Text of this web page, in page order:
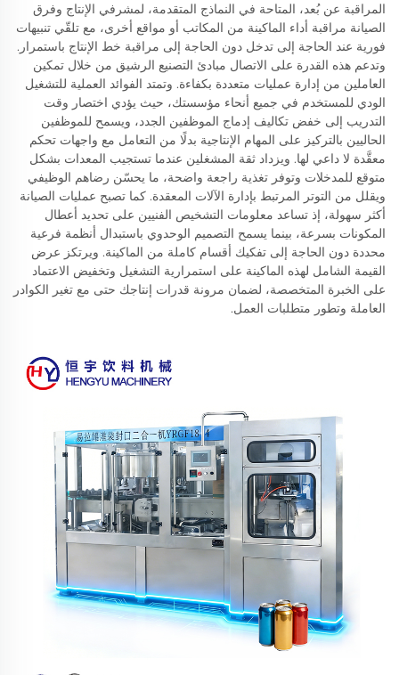
المراقبة عن بُعد، المتاحة في النماذج المتقدمة، لمشرفي الإنتاج وفرق
الصيانة مراقبة أداء الماكينة من المكاتب أو مواقع أخرى، مع تلقّي تنبيهات
فورية عند الحاجة إلى تدخل دون الحاجة إلى مراقبة خط الإنتاج باستمرار.
وتدعم هذه القدرة على الاتصال مبادئ التصنيع الرشيق من خلال تمكين
العاملين من إدارة عمليات متعددة بكفاءة. وتمتد الفوائد العملية للتشغيل
الودي للمستخدم في جميع أنحاء مؤسستك، حيث يؤدي اختصار وقت
التدريب إلى خفض تكاليف إدماج الموظفين الجدد، ويسمح للموظفين
الحاليين بالتركيز على المهام الإنتاجية بدلًا من التعامل مع واجهات تحكم
معقَّدة لا داعي لها. ويزداد ثقة المشغلين عندما تستجيب المعدات بشكل
متوقع للمدخلات وتوفر تغذية راجعة واضحة، ما يحسّن رضاهم الوظيفي
ويقلل من التوتر المرتبط بإدارة الآلات المعقدة. كما تصبح عمليات الصيانة
أكثر سهولة، إذ تساعد معلومات التشخيص الفنيين على تحديد أعطال
المكونات بسرعة، بينما يسمح التصميم الوحدوي باستبدال أنظمة فرعية
محددة دون الحاجة إلى تفكيك أقسام كاملة من الماكينة. ويرتكز عرض
القيمة الشامل لهذه الماكينة على استمرارية التشغيل وتخفيض الاعتماد
على الخبرة المتخصصة، لضمان مرونة قدرات إنتاجك حتى مع تغير الكوادر
العاملة وتطور متطلبات العمل.